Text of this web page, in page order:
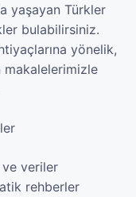
yaşayan Türkler
bulabilirsiniz.
yönelik,
ve veriler
rehberler